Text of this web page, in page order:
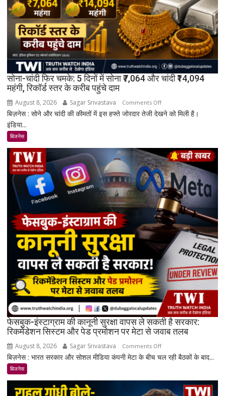
सोना-चांदी फिर चमके: 5 दिनों में सोना ₹7,064 और चांदी ₹14,094
महंगी, रिकॉर्ड स्तर के करीब पहुंचे दाम
August 8, 2026 Sagar Srivastava Comments Offon
सोना-
चमके:
5
दिनों
में
सोना
₹7,064
और
चांदी
₹14,094
महंगी,
रिकॉर्ड
स्तर
के
करीब
पहुंचे
दाम
बिज़नेस : सोने और चांदी की कीमतों में इस हफ्ते जोरदार तेजी देखने को मिली है।
इंडिया...
बिजनेस
फेसबुक-इंस्टाग्राम की कानूनी सुरक्षा वापस ले सकती है सरकार:
रिकमेंडेशन सिस्टम और पेड प्रमोशन पर मेटा से जवाब तलब
August 8, 2026 Sagar Srivastava Comments Offon
फेसबुक-
कानूनी
बिज़नेस : भारत सरकार और सोशल मीडिया कंपनी मेटा के बीच चल रही बैठकों के बाद...
बिजनेस